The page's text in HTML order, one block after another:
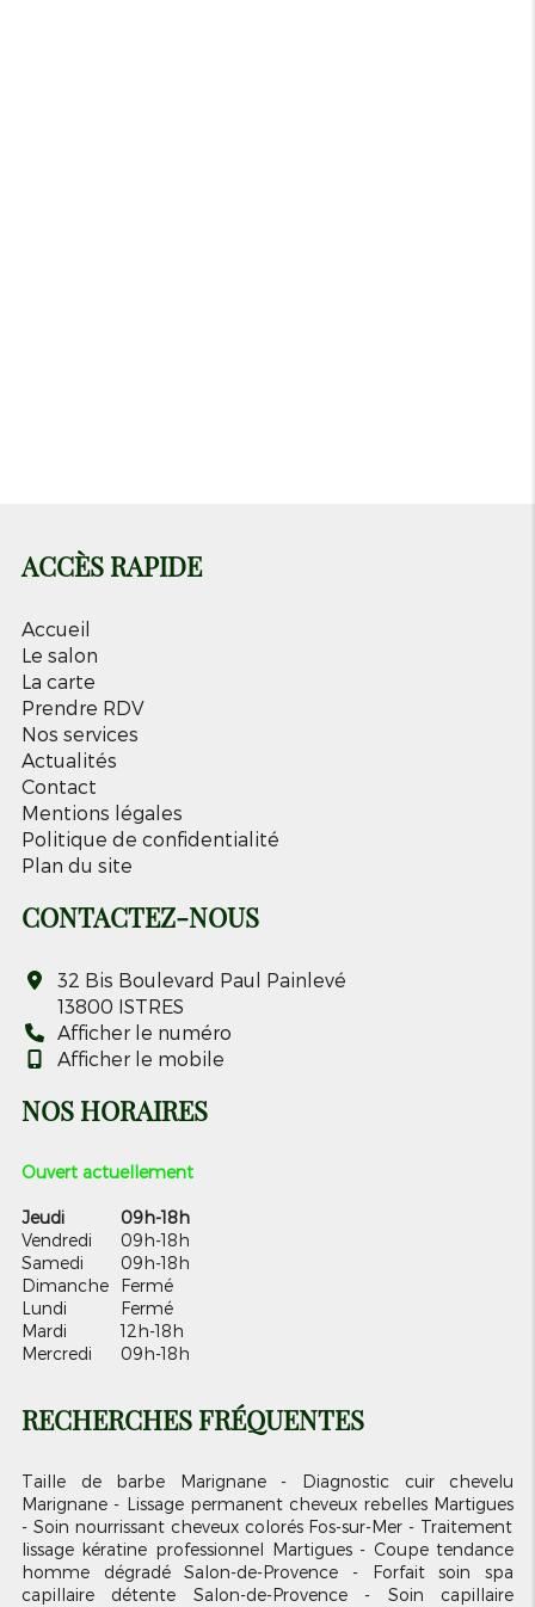
ACCÈS RAPIDE
Accueil
Le salon
La carte
Prendre RDV
Nos services
Actualités
Contact
Mentions légales
Politique de confidentialité
Plan du site
CONTACTEZ-NOUS
32 Bis Boulevard Paul Painlevé
13800 ISTRES
Afficher le numéro
Afficher le mobile
NOS HORAIRES
Ouvert actuellement
Jeudi
09h-18h
Vendredi
09h-18h
Samedi
09h-18h
Dimanche
Fermé
Lundi
Fermé
Mardi
12h-18h
Mercredi
09h-18h
RECHERCHES FRÉQUENTES
Taille de barbe Marignane
Diagnostic cuir chevelu
Marignane
Lissage permanent cheveux rebelles Martigues
Soin nourrissant cheveux colorés Fos-sur-Mer
Traitement
lissage kératine professionnel Martigues
Coupe tendance
homme dégradé Salon-de-Provence
Forfait soin spa
capillaire détente Salon-de-Provence
Soin capillaire